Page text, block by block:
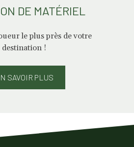
DE MATÉRIEL
le plus près de votre
destination !
SAVOIR PLUS